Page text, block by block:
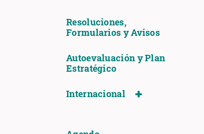
Resoluciones,
Formularios y Avisos
Autoevaluación y Plan
Estratégico
Internacional